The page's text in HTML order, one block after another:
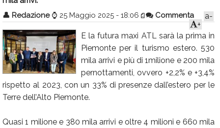
Rubriche
Calendario
Annunci
👤 Redazione ⌚ 25 Maggio 2025 - 18:06 Commenta
a-
+
E la futura maxi ATL sarà la prima in
Piemonte per il turismo estero. 530
mila arrivi e più di 1milione e 200 mila
pernottamenti, ovvero +2,2% e +3,4%
rispetto al 2023, con un 33% di presenze dall’estero per le
Terre dell’Alto Piemonte.
Quasi 1 milione e 380 mila arrivi e oltre 4 milioni e 660 mila